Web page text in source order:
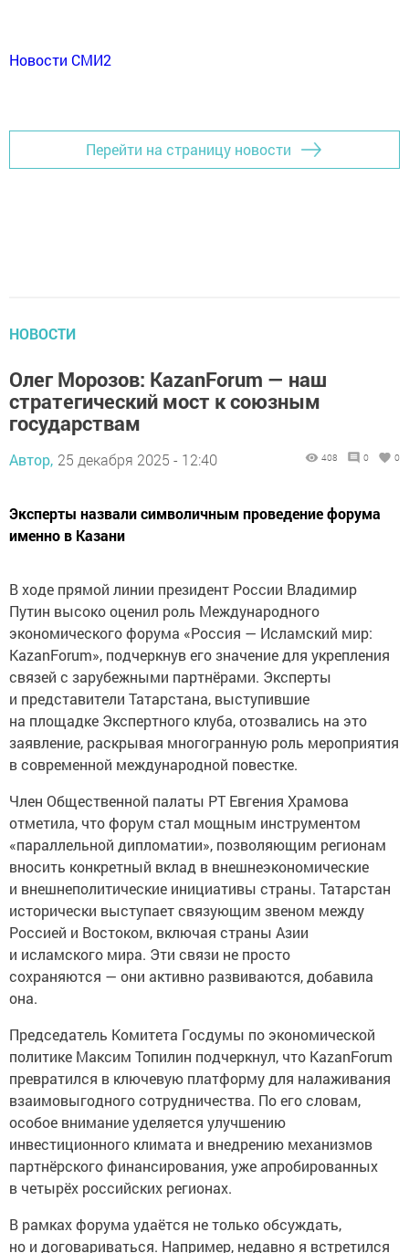
Новости СМИ2
Перейти на страницу новости
НОВОСТИ
Олег Морозов: KazanForum — наш
стратегический мост к союзным
государствам
Автор, 25 декабря 2025 - 12:40 408 0 0
Эксперты назвали символичным проведение форума
именно в Казани
В ходе прямой линии президент России Владимир
Путин высоко оценил роль Международного
экономического форума «Россия — Исламский мир:
KazanForum», подчеркнув его значение для укрепления
связей с зарубежными партнёрами. Эксперты
и представители Татарстана, выступившие
на площадке Экспертного клуба, отозвались на это
заявление, раскрывая многогранную роль мероприятия
в современной международной повестке.
Член Общественной палаты РТ Евгения Храмова
отметила, что форум стал мощным инструментом
«параллельной дипломатии», позволяющим регионам
вносить конкретный вклад в внешнеэкономические
и внешнеполитические инициативы страны. Татарстан
исторически выступает связующим звеном между
Россией и Востоком, включая страны Азии
и исламского мира. Эти связи не просто
сохраняются — они активно развиваются, добавила
она.
Председатель Комитета Госдумы по экономической
политике Максим Топилин подчеркнул, что KazanForum
превратился в ключевую платформу для налаживания
взаимовыгодного сотрудничества. По его словам,
особое внимание уделяется улучшению
инвестиционного климата и внедрению механизмов
партнёрского финансирования, уже апробированных
в четырёх российских регионах.
В рамках форума удаётся не только обсуждать,
но и договариваться. Например, недавно я встретился